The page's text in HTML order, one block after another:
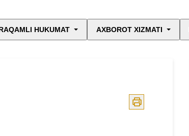
HUKUMAT AXBOROT XIZMATI